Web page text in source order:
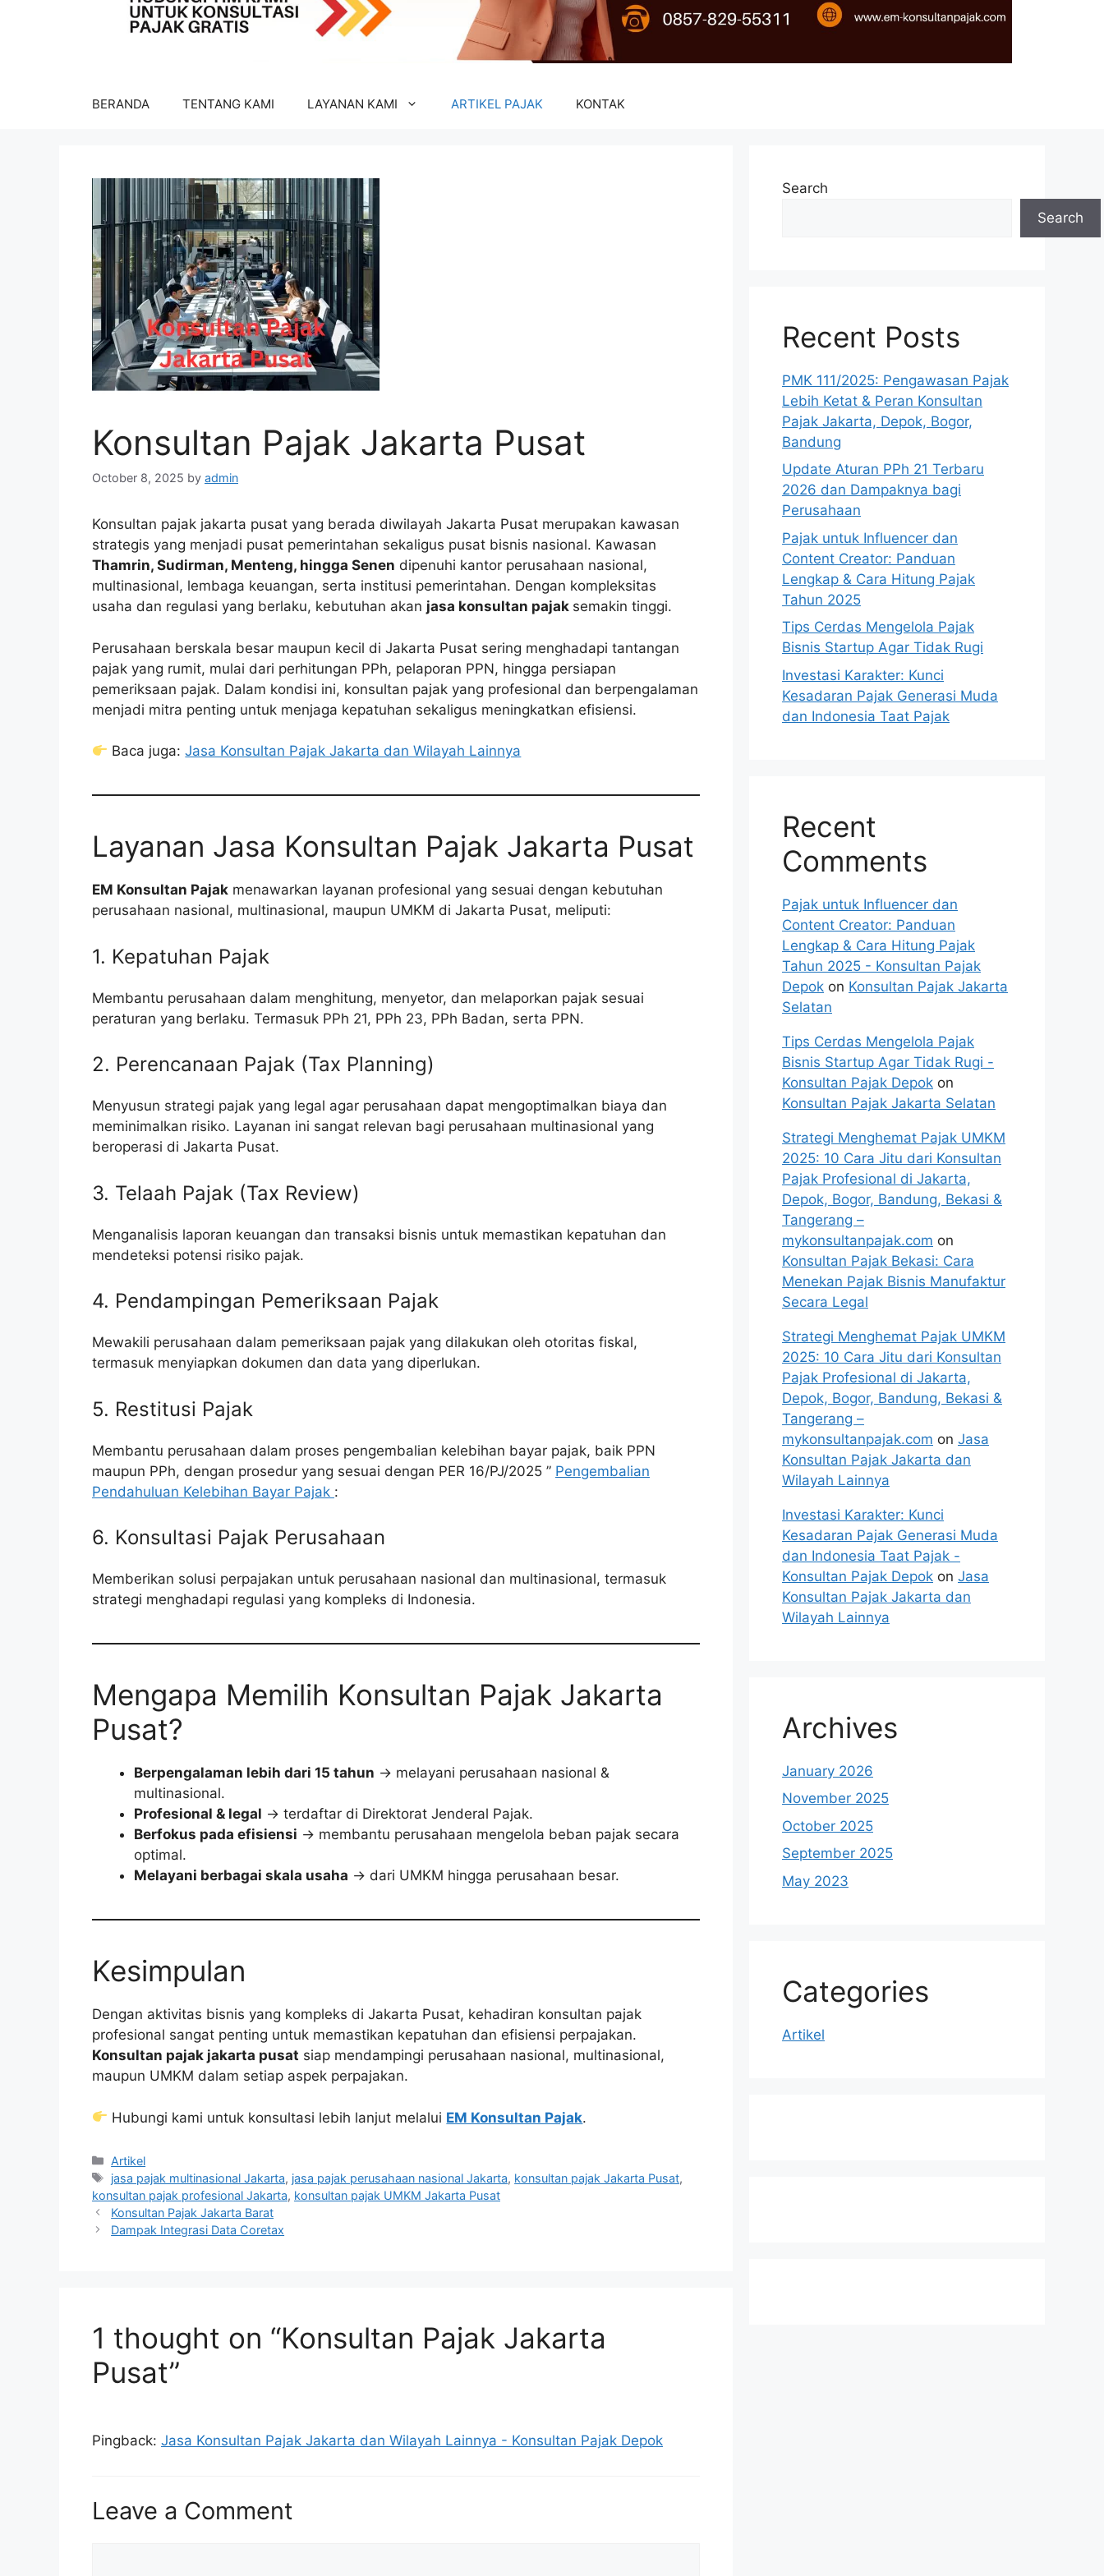
BERANDA TENTANG KAMI LAYANAN KAMI ARTIKEL PAJAK KONTAK
Konsultan Pajak Jakarta Pusat
October 8, 2025 by admin
Konsultan pajak jakarta pusat yang berada diwilayah Jakarta Pusat merupakan kawasan
strategis yang menjadi pusat pemerintahan sekaligus pusat bisnis nasional. Kawasan
Thamrin, Sudirman, Menteng, hingga Senen dipenuhi kantor perusahaan nasional,
multinasional, lembaga keuangan, serta institusi pemerintahan. Dengan kompleksitas
usaha dan regulasi yang berlaku, kebutuhan akan jasa konsultan pajak semakin tinggi.
Perusahaan berskala besar maupun kecil di Jakarta Pusat sering menghadapi tantangan
pajak yang rumit, mulai dari perhitungan PPh, pelaporan PPN, hingga persiapan
pemeriksaan pajak. Dalam kondisi ini, konsultan pajak yang profesional dan berpengalaman
menjadi mitra penting untuk menjaga kepatuhan sekaligus meningkatkan efisiensi.
Baca juga:Jasa Konsultan Pajak Jakarta dan Wilayah Lainnya
Layanan Jasa Konsultan Pajak Jakarta Pusat
EM Konsultan Pajak menawarkan layanan profesional yang sesuai dengan kebutuhan
perusahaan nasional, multinasional, maupun UMKM di Jakarta Pusat, meliputi:
1. Kepatuhan Pajak
Membantu perusahaan dalam menghitung, menyetor, dan melaporkan pajak sesuai
peraturan yang berlaku. Termasuk PPh 21, PPh 23, PPh Badan, serta PPN.
2. Perencanaan Pajak (Tax Planning)
Menyusun strategi pajak yang legal agar perusahaan dapat mengoptimalkan biaya dan
meminimalkan risiko. Layanan ini sangat relevan bagi perusahaan multinasional yang
beroperasi di Jakarta Pusat.
3. Telaah Pajak (Tax Review)
Menganalisis laporan keuangan dan transaksi bisnis untuk memastikan kepatuhan dan
mendeteksi potensi risiko pajak.
4. Pendampingan Pemeriksaan Pajak
Mewakili perusahaan dalam pemeriksaan pajak yang dilakukan oleh otoritas fiskal,
termasuk menyiapkan dokumen dan data yang diperlukan.
5. Restitusi Pajak
Membantu perusahaan dalam proses pengembalian kelebihan bayar pajak, baik PPN
maupun PPh, dengan prosedur yang sesuai dengan PER 16/PJ/2025 ” Pengembalian
Pendahuluan Kelebihan Bayar Pajak :
6. Konsultasi Pajak Perusahaan
Memberikan solusi perpajakan untuk perusahaan nasional dan multinasional, termasuk
strategi menghadapi regulasi yang kompleks di Indonesia.
Mengapa Memilih Konsultan Pajak Jakarta
Pusat?
Berpengalaman lebih dari 15 tahun → melayani perusahaan nasional &
multinasional.
Profesional & legal → terdaftar di Direktorat Jenderal Pajak.
Berfokus pada efisiensi → membantu perusahaan mengelola beban pajak secara
optimal.
Melayani berbagai skala usaha → dari UMKM hingga perusahaan besar.
Kesimpulan
Dengan aktivitas bisnis yang kompleks di Jakarta Pusat, kehadiran konsultan pajak
profesional sangat penting untuk memastikan kepatuhan dan efisiensi perpajakan.
Konsultan pajak jakarta pusat siap mendampingi perusahaan nasional, multinasional,
maupun UMKM dalam setiap aspek perpajakan.
Hubungi kami untuk konsultasi lebih lanjut melalui EM Konsultan Pajak.
Categories
Artikel
Tags
jasa pajak multinasional Jakarta, jasa pajak perusahaan nasional Jakarta, konsultan pajak Jakarta Pusat,
konsultan pajak profesional Jakarta, konsultan pajak UMKM Jakarta Pusat
Konsultan Pajak Jakarta Barat
Dampak Integrasi Data Coretax
1 thought on “Konsultan Pajak Jakarta
Pusat”
Pingback: Jasa Konsultan Pajak Jakarta dan Wilayah Lainnya - Konsultan Pajak Depok
Leave a Comment
Search
Search
Recent Posts
PMK 111/2025: Pengawasan Pajak
Lebih Ketat & Peran Konsultan
Pajak Jakarta, Depok, Bogor,
Bandung
Update Aturan PPh 21 Terbaru
2026 dan Dampaknya bagi
Perusahaan
Pajak untuk Influencer dan
Content Creator: Panduan
Lengkap & Cara Hitung Pajak
Tahun 2025
Tips Cerdas Mengelola Pajak
Bisnis Startup Agar Tidak Rugi
Investasi Karakter: Kunci
Kesadaran Pajak Generasi Muda
dan Indonesia Taat Pajak
Recent
Comments
Pajak untuk Influencer dan
Content Creator: Panduan
Lengkap & Cara Hitung Pajak
Tahun 2025 - Konsultan Pajak
Depok on Konsultan Pajak Jakarta
Selatan
Tips Cerdas Mengelola Pajak
Bisnis Startup Agar Tidak Rugi -
Konsultan Pajak Depok on
Konsultan Pajak Jakarta Selatan
Strategi Menghemat Pajak UMKM
2025: 10 Cara Jitu dari Konsultan
Pajak Profesional di Jakarta,
Depok, Bogor, Bandung, Bekasi &
Tangerang –
mykonsultanpajak.com on
Konsultan Pajak Bekasi: Cara
Menekan Pajak Bisnis Manufaktur
Secara Legal
Strategi Menghemat Pajak UMKM
2025: 10 Cara Jitu dari Konsultan
Pajak Profesional di Jakarta,
Depok, Bogor, Bandung, Bekasi &
Tangerang –
mykonsultanpajak.com on Jasa
Konsultan Pajak Jakarta dan
Wilayah Lainnya
Investasi Karakter: Kunci
Kesadaran Pajak Generasi Muda
dan Indonesia Taat Pajak -
Konsultan Pajak Depok on Jasa
Konsultan Pajak Jakarta dan
Wilayah Lainnya
Archives
January 2026
November 2025
October 2025
September 2025
May 2023
Categories
Artikel